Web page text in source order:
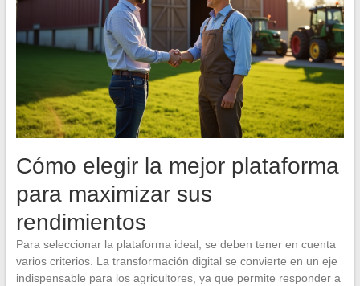
Cómo elegir la mejor plataforma
para maximizar sus
rendimientos
Para seleccionar la plataforma ideal, se deben tener en cuenta
varios criterios. La transformación digital se convierte en un eje
indispensable para los agricultores, ya que permite responder a